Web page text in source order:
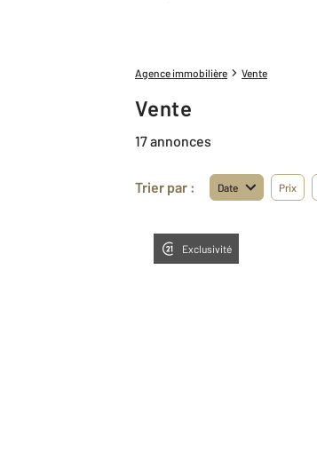
Agence immobilière Vente
Vente
17 annonces
Trier par : Date Prix
Exclusivité